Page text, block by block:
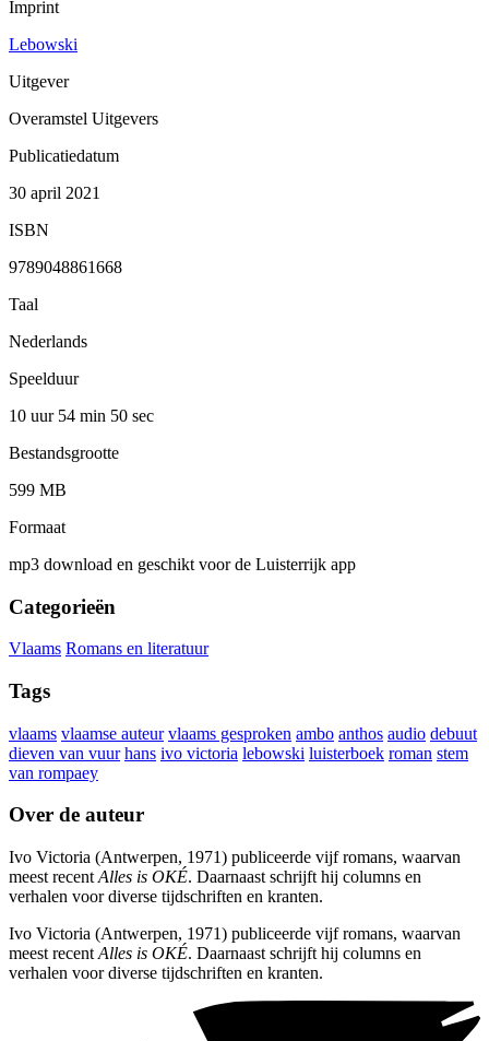
Imprint
Lebowski
Uitgever
Overamstel Uitgevers
Publicatiedatum
30 april 2021
ISBN
9789048861668
Taal
Nederlands
Speelduur
10 uur 54 min 50 sec
Bestandsgrootte
599 MB
Formaat
mp3 download en geschikt voor de Luisterrijk app
Categorieën
Vlaams Romans en literatuur
Tags
vlaams vlaamse auteur vlaams gesproken ambo anthos audio debuut
dieven van vuur hans ivo victoria lebowski luisterboek roman stem
van rompaey
Over de auteur
Ivo Victoria (Antwerpen, 1971) publiceerde vijf romans, waarvan
meest recent Alles is OKÉ. Daarnaast schrijft hij columns en
verhalen voor diverse tijdschriften en kranten.
Ivo Victoria (Antwerpen, 1971) publiceerde vijf romans, waarvan
meest recent Alles is OKÉ. Daarnaast schrijft hij columns en
verhalen voor diverse tijdschriften en kranten.